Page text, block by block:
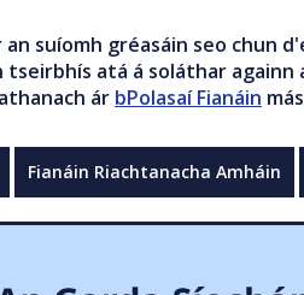
suíomh gréasáin seo chun
tseirbhís atá á soláthar
ár bPolasaí Fianáin
Fianáin Riachtanacha Amháin